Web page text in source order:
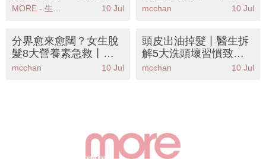
出高溫警告提醒市民注
MORE - 生活品味 10 Jul
養師教3招KO水腫腳包
mcchan 10 Jul
分界愈來愈闊？女生脫
髮8大營養素急救丨營
養師拆解成因＋懶人護
mcchan 10 Jul
頭皮出油掉髮丨醫生拆
解5大洗頭壞習慣致毛
囊發炎！必學正確洗護
mcchan 10 Jul